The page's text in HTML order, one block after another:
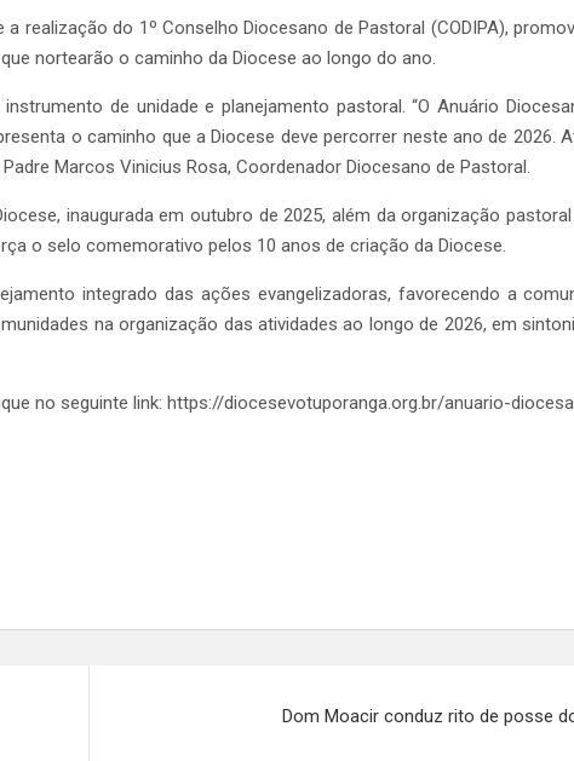
do 1º Conselho Diocesano de Pastoral (CODIPA),
nortearão o caminho da Diocese ao longo do ano.
de unidade e planejamento pastoral. “O Anuário
o caminho que a Diocese deve percorrer neste ano de 2026.
Marcos Vinicius Rosa, Coordenador Diocesano de Pastoral.
inaugurada em outubro de 2025, além da organização
o selo comemorativo pelos 10 anos de criação da Diocese.
integrado das ações evangelizadoras, favorecendo a
na organização das atividades ao longo de 2026, em
no seguinte link: https://diocesevotuporanga.org.br/anuario-
Dom Moacir conduz rito de posse